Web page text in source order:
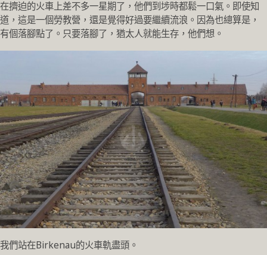
在擠迫的火車上差不多一星期了，他們到埗時都鬆一口氣。即使知
道，這是一個勞教營，還是覺得好過要繼續流浪。因為也總算是，
有個落腳點了。只要落腳了，猶太人就能生存，他們想。
我們站在Birkenau的火車軌盡頭。